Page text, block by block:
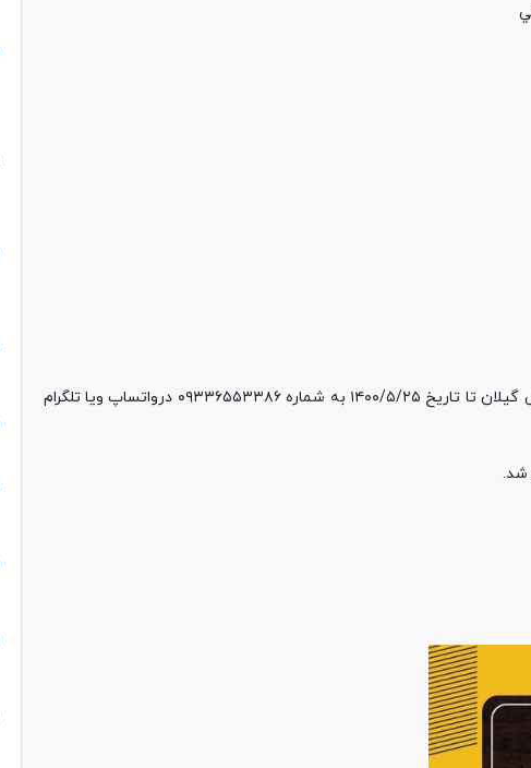
کلیه خبرنگاران و عکاسان عزیز میتوانند آثار خود را به دبیرخانه هیات ورزشهای همگانی گیلان تا تاریخ ۱۴۰۰/۵/۲۵ به شماره ۰۹۳۳۶۵۵۳۳۸۶ درواتساپ ویا تلگرام
شد.